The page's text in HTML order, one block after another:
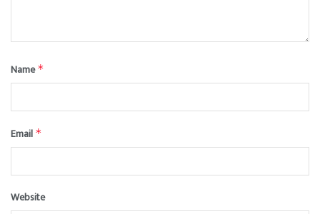
Name*
Email *
Website